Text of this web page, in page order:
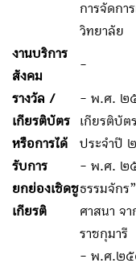
การจัดกา
วิทยาลัย
งานบริการ
สังคม
-
รางวัล /
เกียรติบัตร
หรือการได้
รับการ
ยกย่องเชิดชู
เกียรติ
- พ.ศ. ๒๕
เกียรติบัต
ประจำปี
- พ.ศ. ๒๕
ธรรมจักร
ศาสนา จ
ราชกุมารี
- พ.ศ.๒๕